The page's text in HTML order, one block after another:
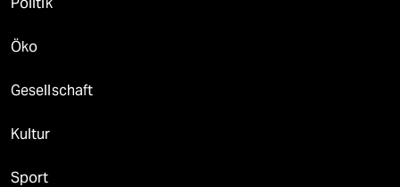
Öko
Gesellschaft
Kultur
Sport